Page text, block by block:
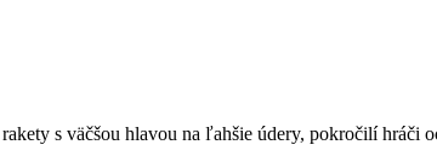
s väčšou hlavou na ľahšie údery, pokročilí hráči